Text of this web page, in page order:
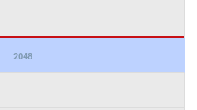
2048